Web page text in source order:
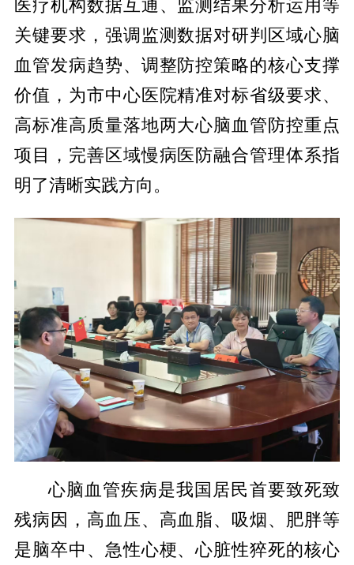
医疗机构数据互通、监测结果分析运用等
关键要求，强调监测数据对研判区域心脑
血管发病趋势、调整防控策略的核心支撑
价值，为市中心医院精准对标省级要求、
高标准高质量落地两大心脑血管防控重点
项目，完善区域慢病医防融合管理体系指
明了清晰实践方向。
心脑血管疾病是我国居民首要致死致
残病因，高血压、高血脂、吸烟、肥胖等
是脑卒中、急性心梗、心脏性猝死的核心